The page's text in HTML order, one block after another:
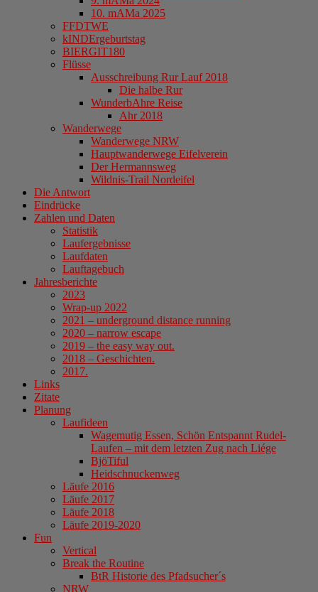
10. mAMa 2025
FFDTWE
kINDErgeburtstag
BIERGIT180
Flüsse
Ausschreibung Rur Lauf 2018
Die halbe Rur
WunderbAhre Reise
Ahr 2018
Wanderwege
Wanderwege NRW
Hauptwanderwege Eifelverein
Der Hermannsweg
Wildnis-Trail Nordeifel
Die Antwort
Eindrücke
Zahlen und Daten
Statistik
Laufergebnisse
Laufdaten
Lauftagebuch
Jahresberichte
2023
Wrap-up 2022
2021 – underground distance running
2020 – narrow escape
2019 – the easy way out.
2018 – Geschichten.
2017.
Links
Zitate
Planung
Laufideen
Wagemutig Essen, Schön Entspannt Rudel-
Laufen – mit dem letzten Zug nach Liége
BjöTiful
Heidschnuckenweg
Läufe 2016
Läufe 2017
Läufe 2018
Läufe 2019-2020
Fun
Vertical
Break the Routine
BtR Historie des Pfadsucher´s
NRW